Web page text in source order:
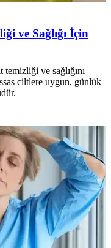
ve Sağlığı İçin
ve sağlığını
ciltlere uygun, günlük